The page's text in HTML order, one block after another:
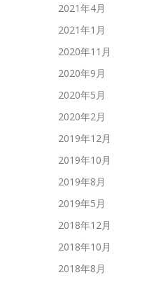
2021年4月
2021年1月
2020年11月
2020年9月
2020年5月
2020年2月
2019年12月
2019年10月
2019年8月
2019年5月
2018年12月
2018年10月
2018年8月